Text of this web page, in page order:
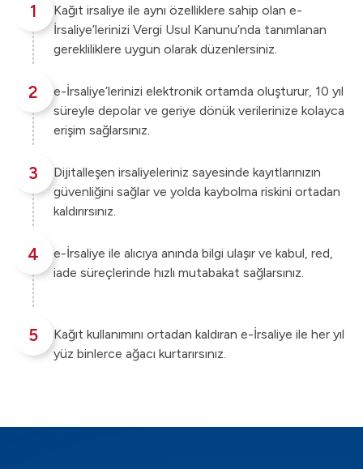
1
Kağıt irsaliye ile aynı özelliklere sahip olan e-
İrsaliye’lerinizi Vergi Usul Kanunu’nda tanımlanan
gerekliliklere uygun olarak düzenlersiniz.
2
e-İrsaliye’lerinizi elektronik ortamda oluşturur, 10 yıl
süreyle depolar ve geriye dönük verilerinize kolayca
erişim sağlarsınız.
3
Dijitalleşen irsaliyeleriniz sayesinde kayıtlarınızın
güvenliğini sağlar ve yolda kaybolma riskini ortadan
kaldırırsınız.
4
e-İrsaliye ile alıcıya anında bilgi ulaşır ve kabul, red,
iade süreçlerinde hızlı mutabakat sağlarsınız.
5
Kağıt kullanımını ortadan kaldıran e-İrsaliye ile her yıl
yüz binlerce ağacı kurtarırsınız.